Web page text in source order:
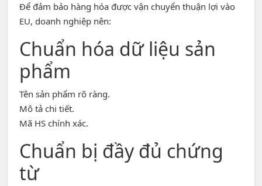
Để đảm bảo hàng hóa được vận chuyển thuận lợi vào
EU, doanh nghiệp nên:
Chuẩn hóa dữ liệu sản
phẩm
Tên sản phẩm rõ ràng.
Mô tả chi tiết.
Mã HS chính xác.
Chuẩn bị đầy đủ chứng
từ